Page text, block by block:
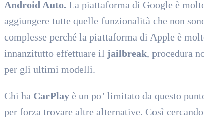
Android Auto. La piattaforma di Google è
aggiungere tutte quelle funzionalità che non
complesse perché la piattaforma di Apple è
innanzitutto effettuare il jailbreak, procedura
per gli ultimi modelli.
Chi ha CarPlay è un po’ limitato da questo
per forza trovare altre alternative. Così